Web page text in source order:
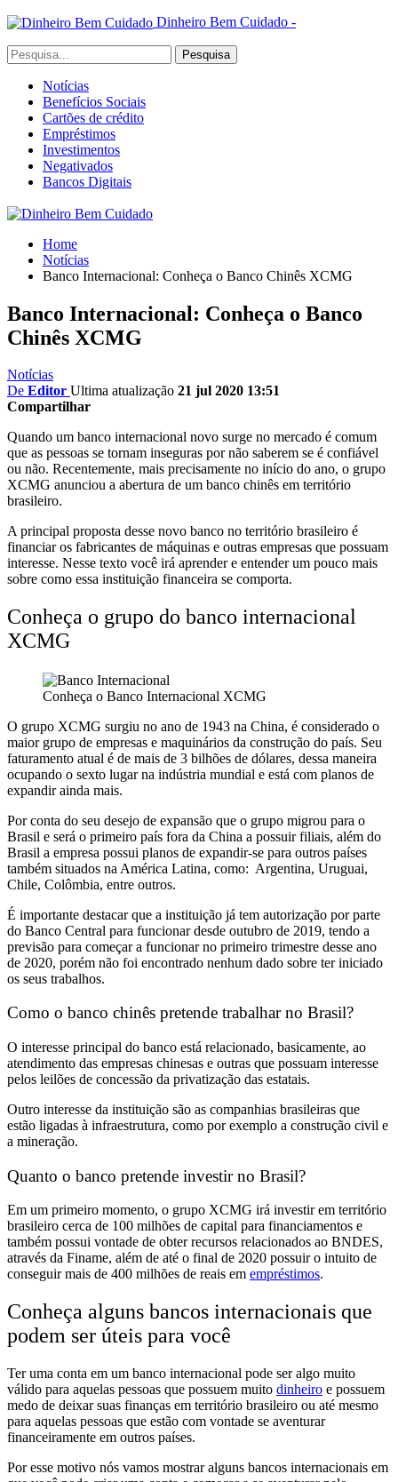
Dinheiro Bem Cuidado -
Notícias
Benefícios Sociais
Cartões de crédito
Empréstimos
Investimentos
Negativados
Bancos Digitais
Home
Notícias
Banco Internacional: Conheça o Banco Chinês XCMG
Banco Internacional: Conheça o Banco
Chinês XCMG
Notícias
De Editor Ultima atualização 21 jul 2020 13:51
Compartilhar
Quando um banco internacional novo surge no mercado é comum
que as pessoas se tornam inseguras por não saberem se é confiável
ou não. Recentemente, mais precisamente no início do ano, o grupo
XCMG anunciou a abertura de um banco chinês em território
brasileiro.
A principal proposta desse novo banco no território brasileiro é
financiar os fabricantes de máquinas e outras empresas que possuam
interesse. Nesse texto você irá aprender e entender um pouco mais
sobre como essa instituição financeira se comporta.
Conheça o grupo do banco internacional
XCMG
Conheça o Banco Internacional XCMG
O grupo XCMG surgiu no ano de 1943 na China, é considerado o
maior grupo de empresas e maquinários da construção do país. Seu
faturamento atual é de mais de 3 bilhões de dólares, dessa maneira
ocupando o sexto lugar na indústria mundial e está com planos de
expandir ainda mais.
Por conta do seu desejo de expansão que o grupo migrou para o
Brasil e será o primeiro país fora da China a possuir filiais, além do
Brasil a empresa possui planos de expandir-se para outros países
também situados na América Latina, como: Argentina, Uruguai,
Chile, Colômbia, entre outros.
É importante destacar que a instituição já tem autorização por parte
do Banco Central para funcionar desde outubro de 2019, tendo a
previsão para começar a funcionar no primeiro trimestre desse ano
de 2020, porém não foi encontrado nenhum dado sobre ter iniciado
os seus trabalhos.
Como o banco chinês pretende trabalhar no Brasil?
O interesse principal do banco está relacionado, basicamente, ao
atendimento das empresas chinesas e outras que possuam interesse
pelos leilões de concessão da privatização das estatais.
Outro interesse da instituição são as companhias brasileiras que
estão ligadas à infraestrutura, como por exemplo a construção civil e
a mineração.
Quanto o banco pretende investir no Brasil?
Em um primeiro momento, o grupo XCMG irá investir em território
brasileiro cerca de 100 milhões de capital para financiamentos e
também possui vontade de obter recursos relacionados ao BNDES,
através da Finame, além de até o final de 2020 possuir o intuito de
conseguir mais de 400 milhões de reais em empréstimos.
Conheça alguns bancos internacionais que
podem ser úteis para você
Ter uma conta em um banco internacional pode ser algo muito
válido para aquelas pessoas que possuem muito dinheiro e possuem
medo de deixar suas finanças em território brasileiro ou até mesmo
para aquelas pessoas que estão com vontade se aventurar
financeiramente em outros países.
Por esse motivo nós vamos mostrar alguns bancos internacionais em